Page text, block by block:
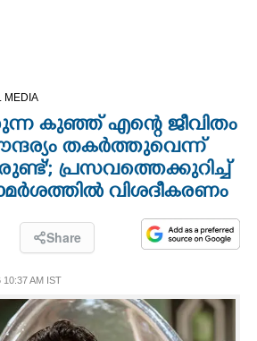
MEDIA
കുഞ്ഞ് എന്റെ ജീവിതം
തകർത്തുവെന്ന്
പ്രസവത്തെക്കുറിച്ച്
വിശദീകരണം
Share
10:37 AM IST